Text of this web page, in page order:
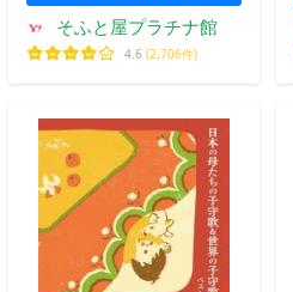
そふと屋プラチナ館
4.6 (2,706件)